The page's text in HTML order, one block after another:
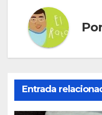
Entrada